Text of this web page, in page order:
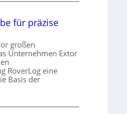
für präzise
großen
Unternehmen Extor
RoverLog eine
Basis der